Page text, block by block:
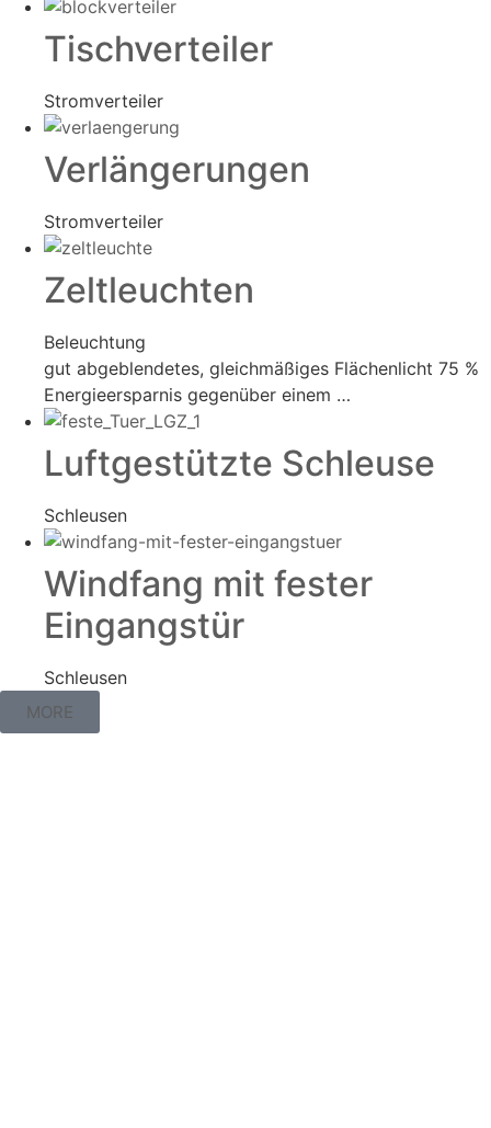
Tischverteiler
Stromverteiler
Verlängerungen
Stromverteiler
Zeltleuchten
Beleuchtung
gut abgeblendetes, gleichmäßiges Flächenlicht 75 %
Energieersparnis gegenüber einem …
Luftgestützte Schleuse
Schleusen
Windfang mit fester
Eingangstür
Schleusen
MORE